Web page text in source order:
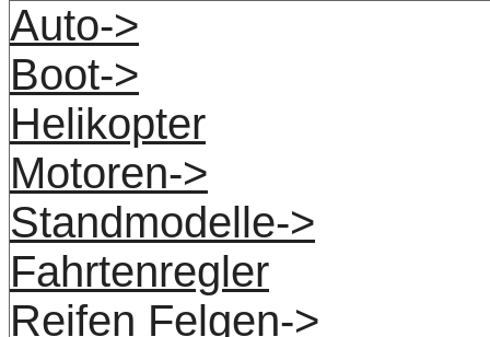
Auto->
Boot->
Helikopter
Motoren->
Standmodelle->
Fahrtenregler
Reifen Felgen->